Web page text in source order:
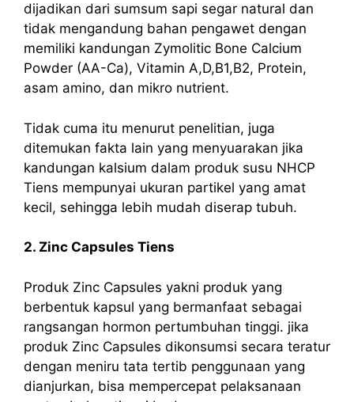
dijadikan dari sumsum sapi segar natural dan
tidak mengandung bahan pengawet dengan
memiliki kandungan Zymolitic Bone Calcium
Powder (AA-Ca), Vitamin A,D,B1,B2, Protein,
asam amino, dan mikro nutrient.
Tidak cuma itu menurut penelitian, juga
ditemukan fakta lain yang menyuarakan jika
kandungan kalsium dalam produk susu NHCP
Tiens mempunyai ukuran partikel yang amat
kecil, sehingga lebih mudah diserap tubuh.
2. Zinc Capsules Tiens
Produk Zinc Capsules yakni produk yang
berbentuk kapsul yang bermanfaat sebagai
rangsangan hormon pertumbuhan tinggi. jika
produk Zinc Capsules dikonsumsi secara teratur
dengan meniru tata tertib penggunaan yang
dianjurkan, bisa mempercepat pelaksanaan